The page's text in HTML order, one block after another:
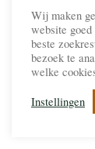
Wij maken
website
beste
bezoek te
welke
Instellingen